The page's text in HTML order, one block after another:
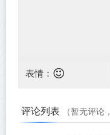
表情：
评论列表 （暂无评论，